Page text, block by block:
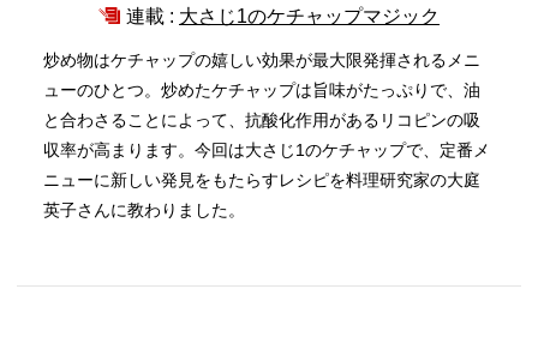
連載 : 大さじ1のケチャップマジック
炒め物はケチャップの嬉しい効果が最大限発揮されるメニ
ューのひとつ。炒めたケチャップは旨味がたっぷりで、油
と合わさることによって、抗酸化作用があるリコピンの吸
収率が高まります。今回は大さじ1のケチャップで、定番メ
ニューに新しい発見をもたらすレシピを料理研究家の大庭
英子さんに教わりました。